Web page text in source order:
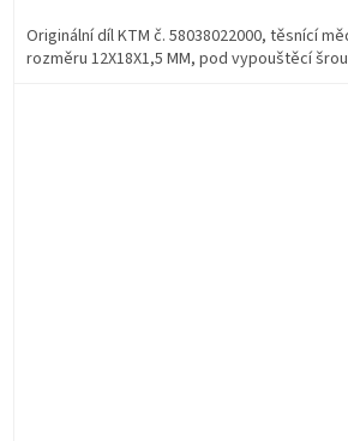
Originální díl KTM č. 58038022000, těsnící
rozměru 12X18X1,5 MM, pod vypouštěcí